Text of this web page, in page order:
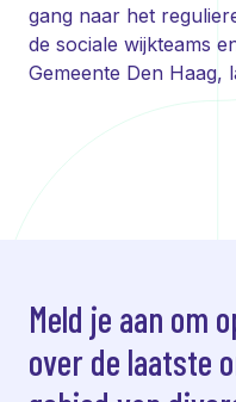
gang naar het
de sociale wijkteams
Gemeente Den Haag,
Meld je aan om
over de laatste